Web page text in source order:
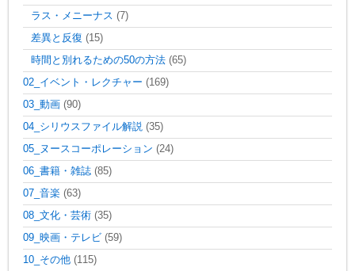
ラス・メニーナス (7)
差異と反復 (15)
時間と別れるための50の方法 (65)
02_イベント・レクチャー (169)
03_動画 (90)
04_シリウスファイル解説 (35)
05_ヌースコーポレーション (24)
06_書籍・雑誌 (85)
07_音楽 (63)
08_文化・芸術 (35)
09_映画・テレビ (59)
10_その他 (115)